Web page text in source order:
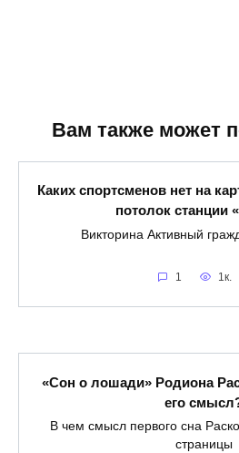
Вам также может
Каких спортсменов нет на
потолок станции
Викторина Активный
1 1к.
«Сон о лошади» Родиона
его
В чем смысл первого сна
страницы